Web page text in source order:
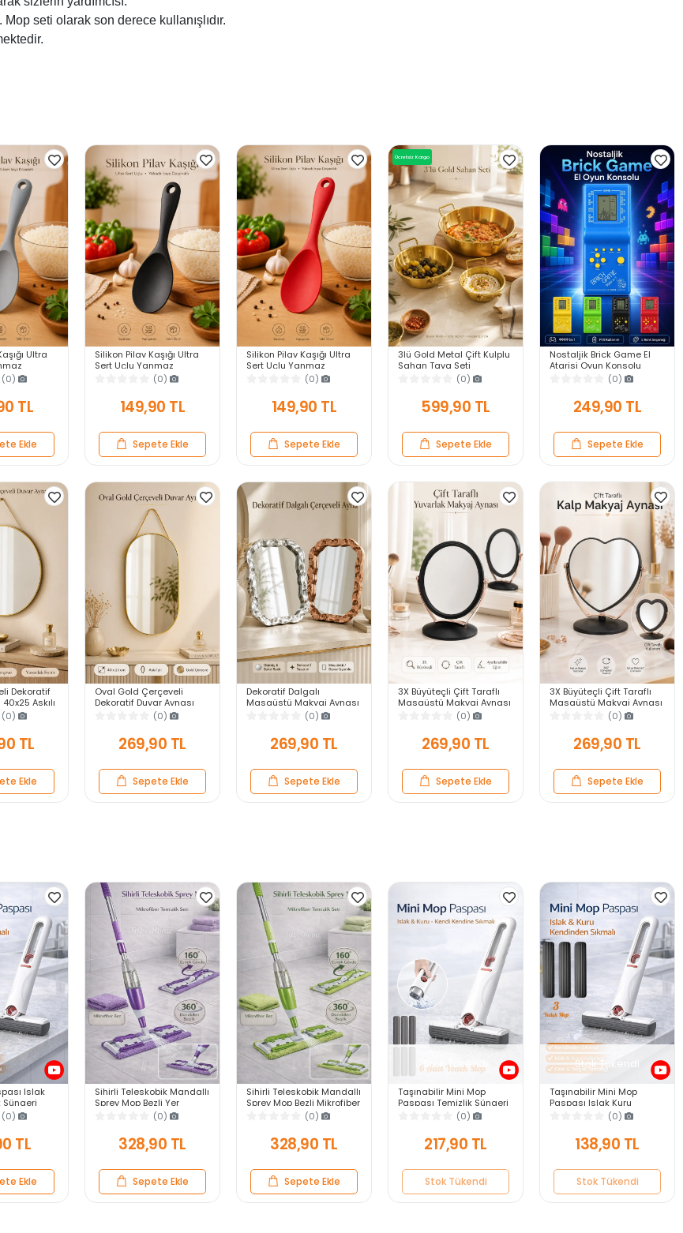
seti olarak son derece kullanışlıdır.
Ultra
Dayanıklı
Kaşığı
(0)
TL
Ekle
Silikon Pilav Kaşığı Ultra
Sert Uçlu Yanmaz
Yapışmaz Isıya Dayanıklı
Siyah Servis Yemek Kaşığı
(0)
149,90 TL
Sepete Ekle
Silikon Pilav Kaşığı Ultra
Sert Uçlu Yanmaz
Yapışmaz Isıya Dayanıklı
Kırmızı Servis Yemek
(0)
149,90 TL
Sepete Ekle
Ücretsiz Kargo
3lü Gold Metal Çift Kulplu
Sahan Tava Seti
Kahvaltılık Meze
Menemen Mutfak Sofra
(0)
599,90 TL
Sepete Ekle
Nostaljik Brick Game El
Atarisi Oyun Konsolu
9999 in 1 Pilli Atari
Eğlenceli Çocuk Oyuncağı
(0)
249,90 TL
Sepete Ekle
Dekoratif
Askılı
Antre
(0)
TL
Ekle
Oval Gold Çerçeveli
Dekoratif Duvar Aynası
40x25 Askılı Modern
Salon Antre Banyo Yatak
(0)
269,90 TL
Sepete Ekle
Dekoratif Dalgalı
Masaüstü Makyaj Aynası
Gümüş Bakır Çerçeveli
Modern Yakın Duvar Ayna
(0)
269,90 TL
Sepete Ekle
3X Büyüteçli Çift Taraflı
Masaüstü Makyaj Aynası
Daire Siyah Rose Gold
Standlı Dekoratif Yakın
(0)
269,90 TL
Sepete Ekle
3X Büyüteçli Çift Taraflı
Masaüstü Makyaj Aynası
Kalpi Siyah Rose Gold
Standlı Dekoratif Yakın
(0)
269,90 TL
Sepete Ekle
Islak
Süngeri
Pencere
(0)
TL
Ekle
Sihirli Teleskobik Mandallı
Sprey Mop Bezli Yer
Fayans Duvar Yüzey
Temizlik Mikrofiber
(0)
328,90 TL
Sepete Ekle
Sihirli Teleskobik Mandallı
Sprey Mop Bezli Mikrofiber
Paspas Yer Fayans Duvar
Yüzey Temizlik
(0)
328,90 TL
Sepete Ekle
Paspası Temizlik Süngeri
Mutfak Tezgahı Pencere
Cam Zemin Silme 6
(0)
217,90 TL
Stok Tükendi
Stok Tükendi
Taşınabilir Mini Mop
Paspası Islak Kuru
Temizlik Süngeri Mutfak
Tezgahı Pencere Cam
(0)
138,90 TL
Stok Tükendi